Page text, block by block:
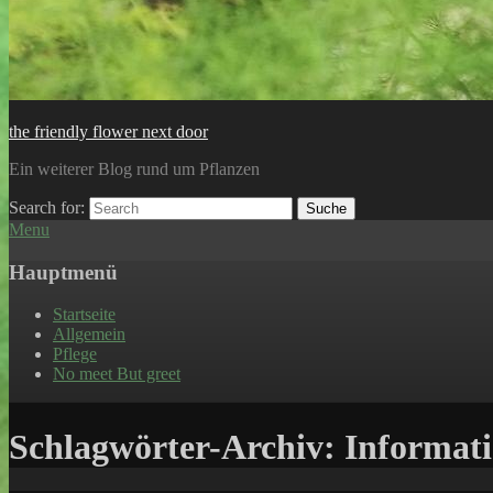
the friendly flower next door
Ein weiterer Blog rund um Pflanzen
Search for: Suche
Menu
Hauptmenü
Startseite
Allgemein
Pflege
No meet But greet
Schlagwörter-Archiv: